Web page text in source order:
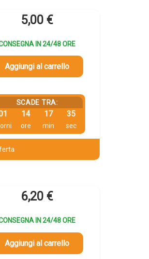
5,00 €
IN 24/48 ORE
Aggiungi al carrello
SCADE TRA:
14
ore
17
min
34
sec
6,20 €
IN 24/48 ORE
Aggiungi al carrello